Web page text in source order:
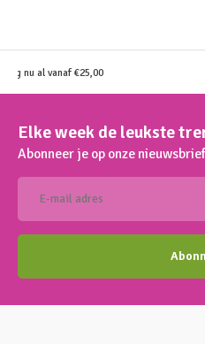
nu al vanaf €25,00
Elke week de leukste
Abonneer je op onze